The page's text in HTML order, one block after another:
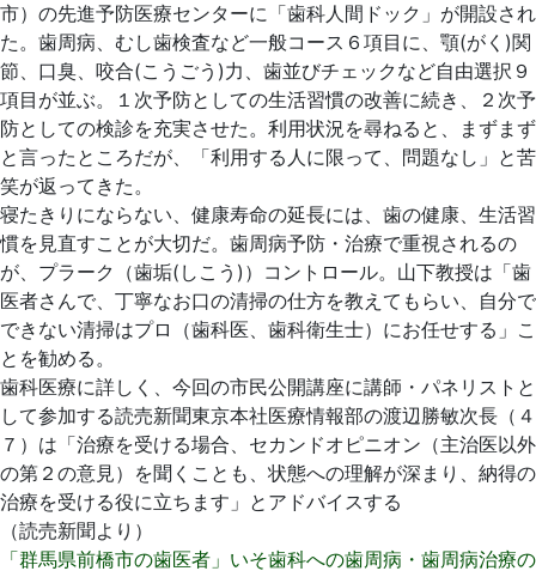
市）の先進予防医療センターに「歯科人間ドック」が開設され
た。歯周病、むし歯検査など一般コース６項目に、顎(がく)関
節、口臭、咬合(こうごう)力、歯並びチェックなど自由選択９
項目が並ぶ。１次予防としての生活習慣の改善に続き、２次予
防としての検診を充実させた。利用状況を尋ねると、まずまず
と言ったところだが、「利用する人に限って、問題なし」と苦
笑が返ってきた。
寝たきりにならない、健康寿命の延長には、歯の健康、生活習
慣を見直すことが大切だ。歯周病予防・治療で重視されるの
が、プラーク（歯垢(しこう)）コントロール。山下教授は「歯
医者さんで、丁寧なお口の清掃の仕方を教えてもらい、自分で
できない清掃はプロ（歯科医、歯科衛生士）にお任せする」こ
とを勧める。
歯科医療に詳しく、今回の市民公開講座に講師・パネリストと
して参加する読売新聞東京本社医療情報部の渡辺勝敏次長（４
７）は「治療を受ける場合、セカンドオピニオン（主治医以外
の第２の意見）を聞くことも、状態への理解が深まり、納得の
治療を受ける役に立ちます」とアドバイスする
（読売新聞より）
「群馬県前橋市の歯医者」いそ歯科への歯周病・歯周病治療の